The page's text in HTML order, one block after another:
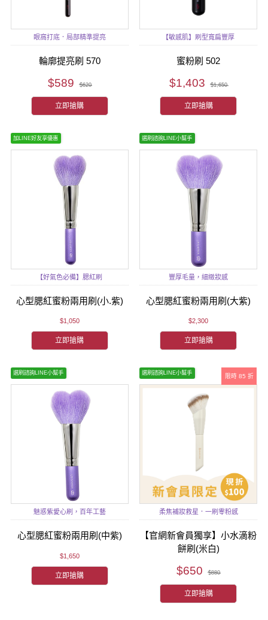
眼窩打底．局部精準提亮
輪廓提亮刷 570
$589 $620
立即搶購
【敏感肌】刷型寬扁豐厚
蜜粉刷 502
$1,403 $1,650
立即搶購
加LINE好友享優惠
【好氣色必備】腮紅刷
心型腮紅蜜粉兩用刷(小.紫)
$1,050
立即搶購
選刷諮詢LINE小幫手
豐厚毛量，細緻妝感
心型腮紅蜜粉兩用刷(大紫)
$2,300
立即搶購
選刷諮詢LINE小幫手
魅惑紫愛心刷，百年工藝
心型腮紅蜜粉兩用刷(中紫)
$1,650
立即搶購
限時 85 折
選刷諮詢LINE小幫手
柔焦補妝救星．一刷零粉感
【官網新會員獨享】小水滴粉
餅刷(米白)
$650 $880
立即搶購